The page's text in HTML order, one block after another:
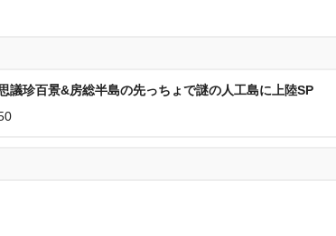
議珍百景&房総半島の先っちょで謎の人工島に上陸SP